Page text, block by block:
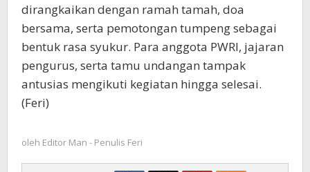
dirangkaikan dengan ramah tamah, doa
bersama, serta pemotongan tumpeng sebagai
bentuk rasa syukur. Para anggota PWRI, jajaran
pengurus, serta tamu undangan tampak
antusias mengikuti kegiatan hingga selesai.
(Feri)
oleh Editor Man - Penulis Feri